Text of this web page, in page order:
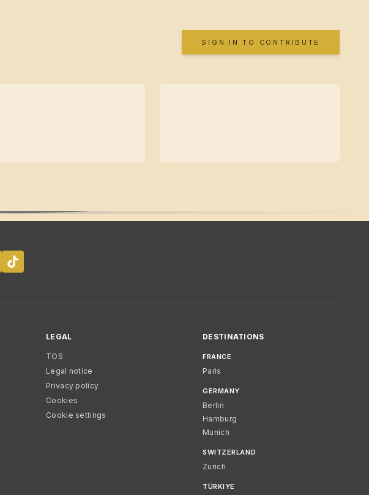
SIGN IN TO CONTRIBUTE
LEGAL
TOS
Legal notice
Privacy policy
Cookies
Cookie settings
DESTINATIONS
FRANCE
Paris
GERMANY
Berlin
Hamburg
Munich
SWITZERLAND
Zurich
TÜRKIYE